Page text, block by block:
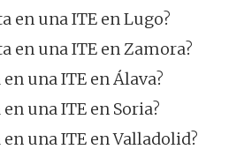
en una ITE en Lugo?
en una ITE en Zamora?
en una ITE en Álava?
en una ITE en Soria?
en una ITE en Valladolid?